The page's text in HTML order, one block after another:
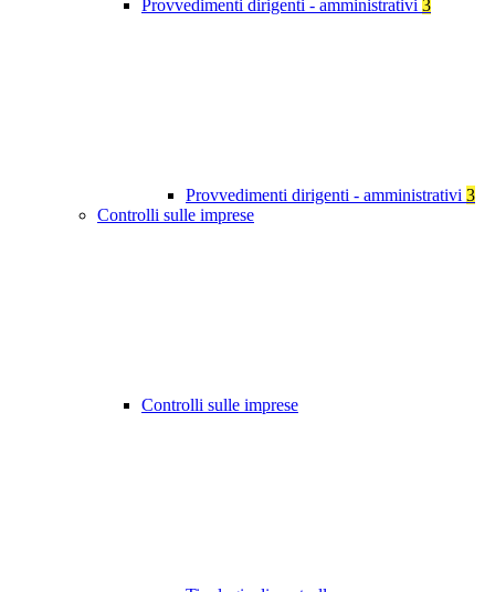
Provvedimenti dirigenti - amministrativi 3
Provvedimenti dirigenti - amministrativi 3
Controlli sulle imprese
Controlli sulle imprese